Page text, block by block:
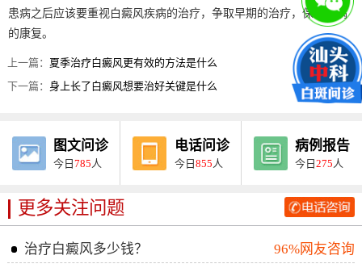
患病之后应该要重视白癜风疾病的治疗，争取早期的治疗，保证疾病
的康复。
上一篇： 夏季治疗白癜风更有效的方法是什么
下一篇： 身上长了白癜风想要治好关键是什么
图文问诊
今日785 人
电话问诊
今日855 人
病例报告
今日275 人
更多关注问题
治疗白癜风多少钱？
96%网友咨询